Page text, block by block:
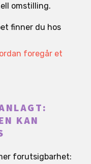
omstilling.
finner du hos
foregår et
KAN
forutsigbarhet: